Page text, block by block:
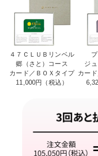
４７ＣＬＵＢリンベル
郷（さと）コース
カード／ＢＯＸタイプ
11,000円（税込）
ジ
カー